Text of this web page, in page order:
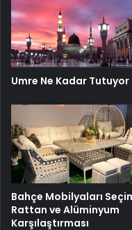
Umre Ne Kadar Tutuyor
Bahçe Mobilyaları
Rattan ve Alüminyum
Karşılaştırması